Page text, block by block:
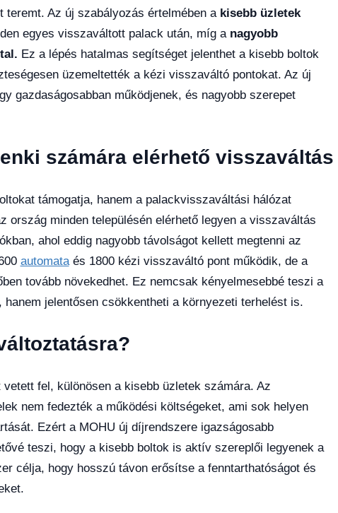
Az új szabályozás értelmében akisebb üzletek
egyes visszaváltott palack után, míg a nagyobb
Ez a lépés hatalmas segítséget jelenthet a kisebb boltok
üzemeltették a kézi visszaváltó pontokat. Az új
gazdaságosabban működjenek, és nagyobb szerepet
számára elérhető visszaváltás
támogatja, hanem a palackvisszaváltási hálózat
ország minden településén elérhető legyen a visszaváltás
ahol eddig nagyobb távolságot kellett megtenni az
automataés 1800 kézi visszaváltó pont működik, de a
tovább növekedhet. Ez nemcsak kényelmesebbé teszi a
jelentősen csökkentheti a környezeti terhelést is.
fel, különösen a kisebb üzletek számára. Az
nem fedezték a működési költségeket, ami sok helyen
Ezért a MOHU új díjrendszere igazságosabb
teszi, hogy a kisebb boltok is aktív szereplői legyenek a
célja, hogy hosszú távon erősítse a fenntarthatóságot és